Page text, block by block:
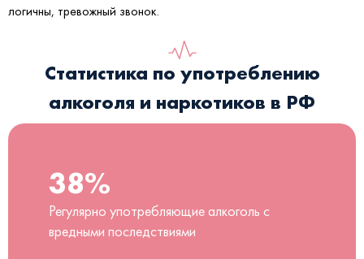
логичны, тревожный звонок.
Статистика по употреблению
алкоголя и наркотиков в РФ
38%
Регулярно употребляющие алкоголь с
вредными последствиями